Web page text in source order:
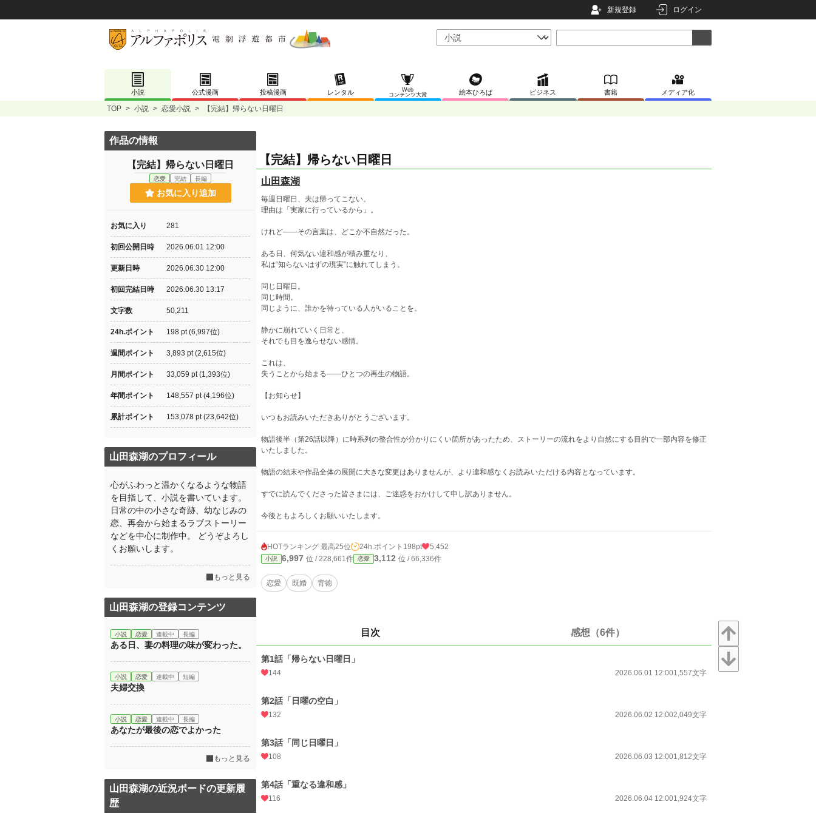
新規登録 ログイン
小説 公式漫画 投稿漫画 レンタル
Web
コンテンツ大賞
絵本ひろば ビジネス 書籍 メディア化
TOP > 小説 > 恋愛小説 > 【完結】帰らない日曜日
【完結】帰らない日曜日
山田森湖
毎週日曜日、夫は帰ってこない。
理由は「実家に行っているから」。
けれど——その言葉は、どこか不自然だった。
ある日、何気ない違和感が積み重なり、
私は“知らないはずの現実”に触れてしまう。
同じ日曜日。
同じ時間。
同じように、誰かを待っている人がいることを。
静かに崩れていく日常と、
それでも目を逸らせない感情。
これは、
失うことから始まる——ひとつの再生の物語。
【お知らせ】
いつもお読みいただきありがとうございます。
物語後半（第26話以降）に時系列の整合性が分かりにくい箇所があったため、ストーリーの流れをより自然にする目的で一部内容を修正
いたしました。
物語の結末や作品全体の展開に大きな変更はありませんが、より違和感なくお読みいただける内容となっています。
すでに読んでくださった皆さまには、ご迷惑をおかけして申し訳ありません。
今後ともよろしくお願いいたします。
HOTランキング 最高25位 24h.ポイント 198pt 5,452
小説 6,997 位 / 228,661件 恋愛 3,112 位 / 66,336件
恋愛 既婚 背徳
目次 感想（6件）
第1話「帰らない日曜日」
144 2026.06.01 12:001,557文字
第2話「日曜の空白」
132 2026.06.02 12:002,049文字
第3話「同じ日曜日」
108 2026.06.03 12:001,812文字
第4話「重なる違和感」
116 2026.06.04 12:001,924文字
作品の情報
【完結】帰らない日曜日
恋愛 完結 長編
お気に入り追加
お気に入り 281
初回公開日時 2026.06.01 12:00
更新日時 2026.06.30 12:00
初回完結日時 2026.06.30 13:17
文字数 50,211
24h.ポイント 198 pt (6,997位)
週間ポイント 3,893 pt (2,615位)
月間ポイント 33,059 pt (1,393位)
年間ポイント 148,557 pt (4,196位)
累計ポイント 153,078 pt (23,642位)
山田森湖のプロフィール
心がふわっと温かくなるような物語
を目指して、小説を書いています。
日常の中の小さな奇跡、幼なじみの
恋、再会から始まるラブストーリー
などを中心に制作中。 どうぞよろし
くお願いします。
もっと見る
山田森湖の登録コンテンツ
小説 恋愛 連載中 長編
ある日、妻の料理の味が変わった。
小説 恋愛 連載中 短編
夫婦交換
小説 恋愛 連載中 長編
あなたが最後の恋でよかった
もっと見る
山田森湖の近況ボードの更新履
歴